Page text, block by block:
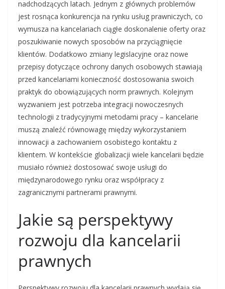
nadchodzących latach. Jednym z głównych problemów
jest rosnąca konkurencja na rynku usług prawniczych, co
wymusza na kancelariach ciągłe doskonalenie oferty oraz
poszukiwanie nowych sposobów na przyciągnięcie
klientów. Dodatkowo zmiany legislacyjne oraz nowe
przepisy dotyczące ochrony danych osobowych stawiają
przed kancelariami konieczność dostosowania swoich
praktyk do obowiązujących norm prawnych. Kolejnym
wyzwaniem jest potrzeba integracji nowoczesnych
technologii z tradycyjnymi metodami pracy – kancelarie
muszą znaleźć równowagę między wykorzystaniem
innowacji a zachowaniem osobistego kontaktu z
klientem. W kontekście globalizacji wiele kancelarii będzie
musiało również dostosować swoje usługi do
międzynarodowego rynku oraz współpracy z
zagranicznymi partnerami prawnymi.
Jakie są perspektywy
rozwoju dla kancelarii
prawnych